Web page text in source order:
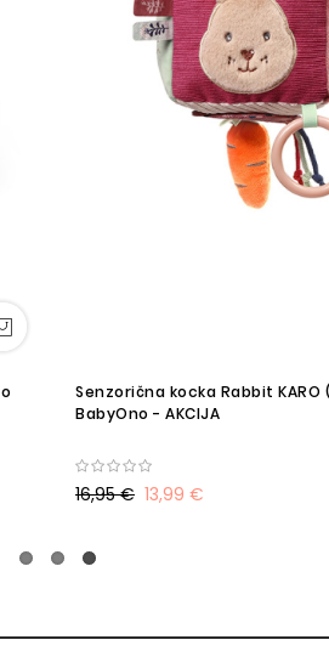
Senzorična kocka Rabbit KARO
BabyOno - AKCIJA
13,99 €
16,95 €